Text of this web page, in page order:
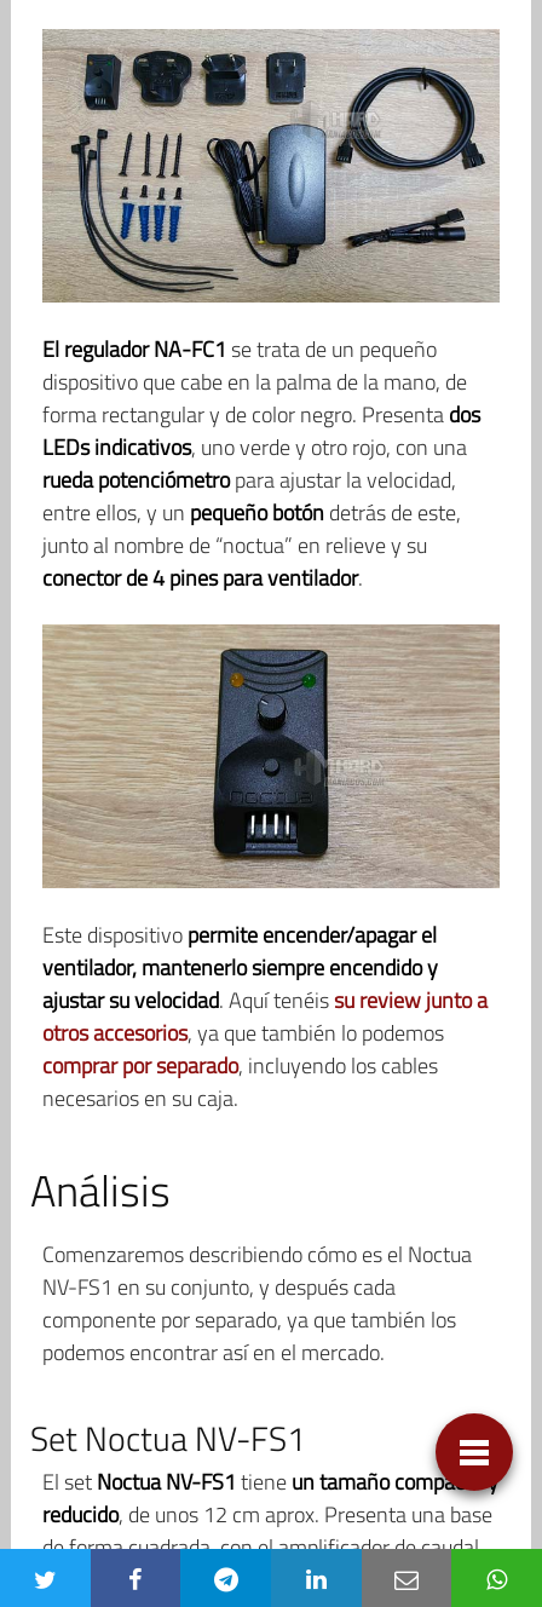
El regulador NA-FC1 se trata de un pequeño
dispositivo que cabe en la palma de la mano, de
forma rectangular y de color negro. Presentados
LEDs indicativos, uno verde y otro rojo, con una
rueda potenciómetropara ajustar la velocidad,
entre ellos, y un pequeño botóndetrás de este,
junto al nombre de “noctua” en relieve y su
conector de 4 pines para ventilador.
Este dispositivopermite encender/apagar el
ventilador, mantenerlo siempre encendido y
ajustar su velocidad. Aquí tenéissu review junto a
otros accesorios, ya que también lo podemos
comprar por separado, incluyendo los cables
necesarios en su caja.
Análisis
Comenzaremos describiendo cómo es el Noctua
NV-FS1 en su conjunto, y después cada
componente por separado, ya que también los
podemos encontrar así en el mercado.
Set Noctua NV-FS1
El setNoctua NV-FS1 tieneun tamaño compacto y
reducido, de unos 12 cm aprox. Presenta una base
de forma cuadrada, con el amplificador de caudal
de aire circular en su centro. Es totalmente de